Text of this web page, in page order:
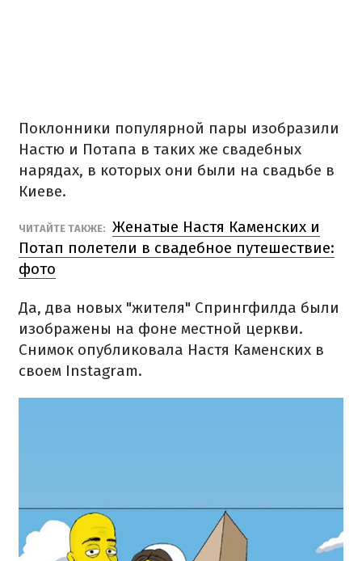
Поклонники популярной пары изобразили
Настю и Потапа в таких же свадебных
нарядах, в которых они были на свадьбе в
Киеве.
ЧИТАЙТЕ ТАКЖЕ: Женатые Настя Каменских и
Потап полетели в свадебное путешествие:
фото
Да, два новых "жителя" Спрингфилда были
изображены на фоне местной церкви.
Снимок опубликовала Настя Каменских в
своем Instagram.